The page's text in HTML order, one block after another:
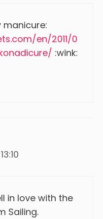
manicure:
en/2011/0
:wink:
in love with the
Sailing.